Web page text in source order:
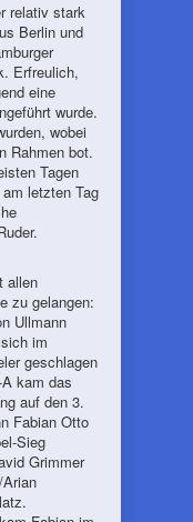
relativ stark
Berlin und
Erfreulich,
eine
wurde.
wobei
Rahmen bot.
Tagen
letzten Tag
allen
zu gelangen:
Ullmann
im
geschlagen
kam das
auf den 3.
Fabian Otto
Sieg
Grimmer